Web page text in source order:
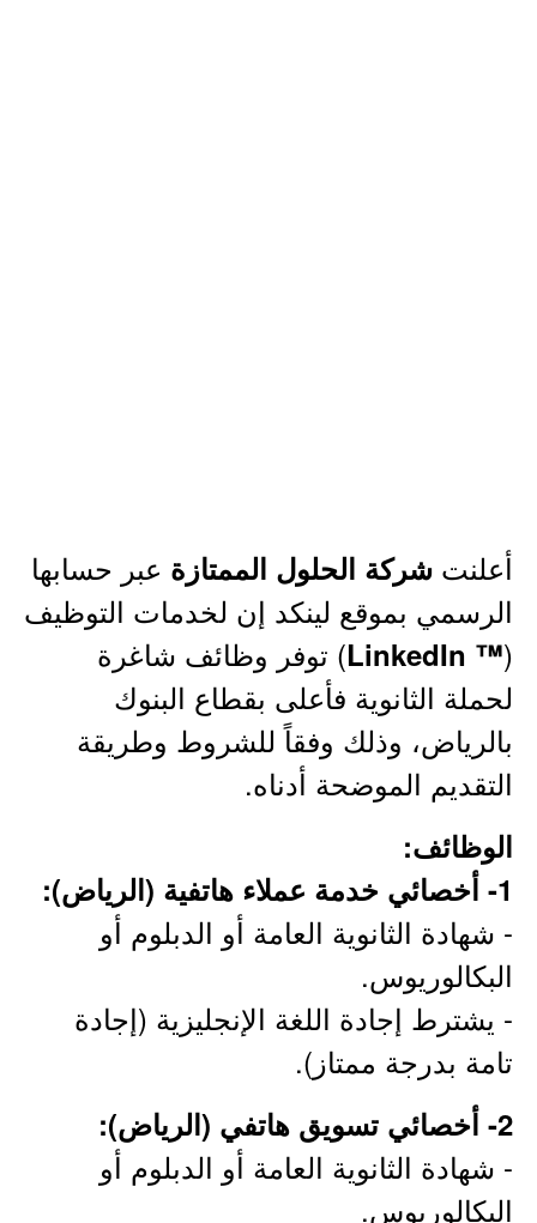
أعلنت شركة الحلول الممتازة عبر حسابها
الرسمي بموقع لينكد إن لخدمات التوظيف
(
™ LinkedIn
) توفر وظائف شاغرة
لحملة الثانوية فأعلى بقطاع البنوك
بالرياض، وذلك وفقاً للشروط وطريقة
التقديم الموضحة أدناه.
الوظائف:
1- أخصائي خدمة عملاء هاتفية (الرياض):
- شهادة الثانوية العامة أو الدبلوم أو
البكالوريوس.
- يشترط إجادة اللغة الإنجليزية (إجادة
تامة بدرجة ممتاز).
2- أخصائي تسويق هاتفي (الرياض):
- شهادة الثانوية العامة أو الدبلوم أو
البكالوريوس.